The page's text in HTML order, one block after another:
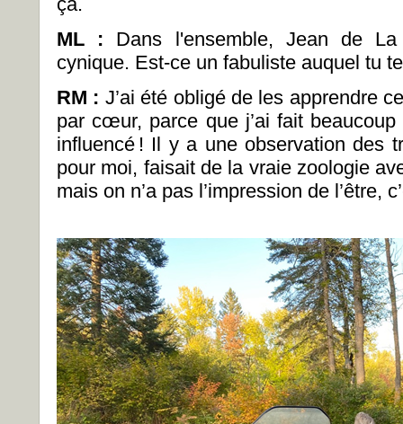
ML : Dans l'ensemble, Jean de
cynique. Est-ce un fabuliste auquel tu
RM : J’ai été obligé de les apprendre
par cœur, parce que j’ai fait beaucoup
influencé ! Il y a une observation des
pour moi, faisait de la vraie zoologie
mais on n’a pas l’impression de l’être,